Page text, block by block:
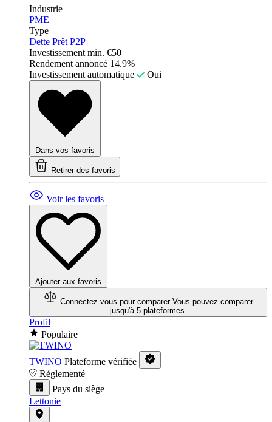
Industrie
PME
Type
Dette Prêt P2P
Investissement min. €50
Rendement annoncé 14.9%
Investissement automatique
Oui
Dans vos favoris
Retirer des favoris
Voir les favoris
Ajouter aux favoris
Connectez-vous pour comparer Vous pouvez comparer
jusqu'à 5 plateformes.
Profil
Populaire
TWINO Plateforme vérifiée
Réglementé
Pays du siège
Lettonie